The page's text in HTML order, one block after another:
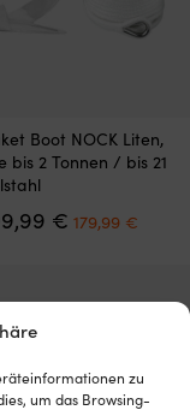
zu
um das Browsing-
Boot NOCK Liten,
bis 2 Tonnen / bis 21
€
Preis
179,99 €